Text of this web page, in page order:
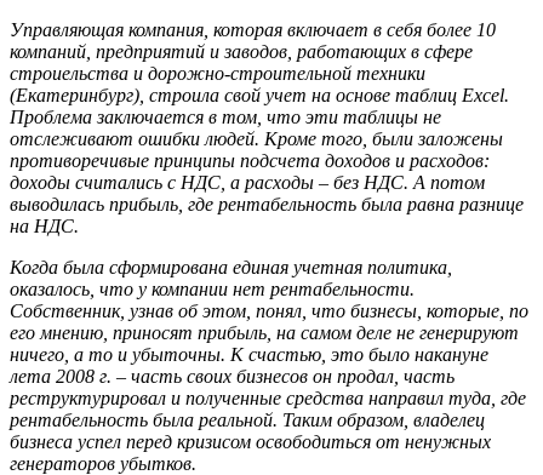
Управляющая компания, которая включает в себя более 10
компаний, предприятий и заводов, работающих в сфере
строиельства и дорожно-строительной техники
(Екатеринбург), строила свой учет на основе таблиц Excel.
Проблема заключается в том, что эти таблицы не
отслеживают ошибки людей. Кроме того, были заложены
противоречивые принципы подсчета доходов и расходов:
доходы считались с НДС, а расходы – без НДС. А потом
выводилась прибыль, где рентабельность была равна разнице
на НДС.
Когда была сформирована единая учетная политика,
оказалось, что у компании нет рентабельности.
Собственник, узнав об этом, понял, что бизнесы, которые, по
его мнению, приносят прибыль, на самом деле не генерируют
ничего, а то и убыточны. К счастью, это было накануне
лета 2008 г. – часть своих бизнесов он продал, часть
реструктурировал и полученные средства направил туда, где
рентабельность была реальной. Таким образом, владелец
бизнеса успел перед кризисом освободиться от ненужных
генераторов убытков.